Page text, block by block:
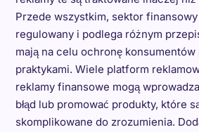
Przede wszystkim, sektor
regulowany i podlega różnym
mają na celu ochronę
praktykami. Wiele platform
reklamy finansowe mogą
błąd lub promować produkty, które
skomplikowane do zrozumienia.